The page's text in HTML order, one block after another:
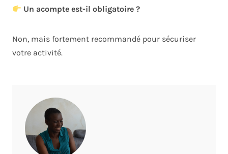
Un acompte est-il obligatoire ?
Non, mais fortement recommandé pour sécuriser
votre activité.